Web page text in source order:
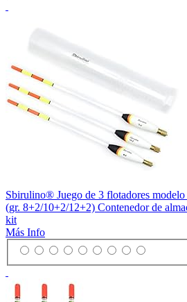
Sbirulino® Juego de 3 flotadores modelo
(gr. 8+2/10+2/12+2) Contenedor de
kit
Más Info